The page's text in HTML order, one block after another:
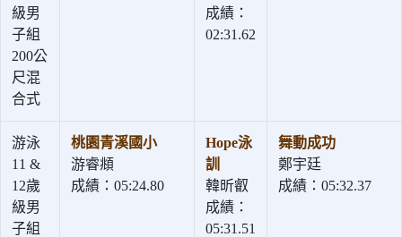
級男
子組
200公
尺混
合式
成績：
02:31.62
游泳
11 &
12歲
級男
子組
桃園青溪國小
游睿頫
成績：05:24.80
Hope泳
訓
韓昕叡
成績：
05:31.51
舞動成功
鄭宇廷
成績：05:32.37